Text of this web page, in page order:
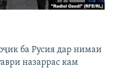
ба Русия дар нимаи
назаррас кам